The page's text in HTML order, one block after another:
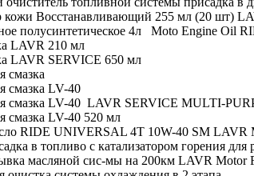
кожи Восстанавливающий 255 мл (20 шт)
полусинтетическое 4л Moto Engine Oil
LAVR 210 мл
LAVR SERVICE 650 мл
смазка
смазка LV-40
смазка LV-40 LAVR SERVICE MULTI-
смазка LV-40 520 мл
RIDE UNIVERSAL 4T 10W-40 SM
в топливо с катализатором горения для
масляной сис-мы на 200км LAVR Motor